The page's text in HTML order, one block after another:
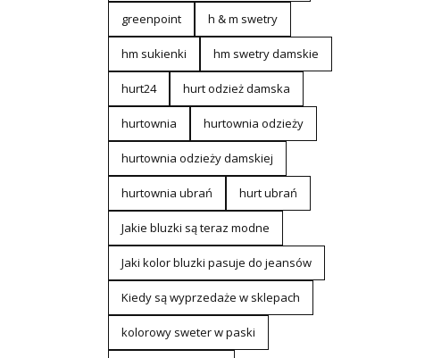
greenpoint h & m swetry
hm sukienki hm swetry damskie
hurt24 hurt odzież damska
hurtownia hurtownia odzieży
hurtownia odzieży damskiej
hurtownia ubrań hurt ubrań
Jakie bluzki są teraz modne
Jaki kolor bluzki pasuje do jeansów
Kiedy są wyprzedaże w sklepach
kolorowy sweter w paski